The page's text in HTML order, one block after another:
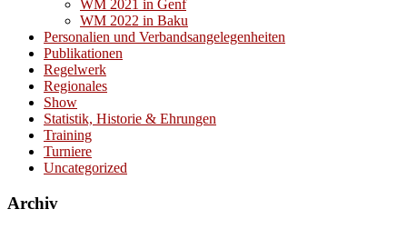
WM 2021 in Genf
WM 2022 in Baku
Personalien und Verbandsangelegenheiten
Publikationen
Regelwerk
Regionales
Show
Statistik, Historie & Ehrungen
Training
Turniere
Uncategorized
Archiv